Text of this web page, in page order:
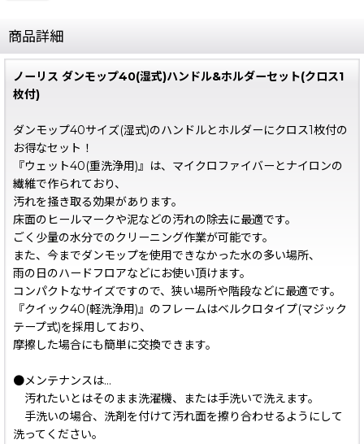
商品詳細
ノーリス ダンモップ40(湿式)ハンドル&ホルダーセット(クロス1
枚付)
ダンモップ40サイズ(湿式)のハンドルとホルダーにクロス1枚付の
お得なセット！
『ウェット40(重洗浄用)』は、マイクロファイバーとナイロンの
繊維で作られており、
汚れを掻き取る効果があります。
床面のヒールマークや泥などの汚れの除去に最適です。
ごく少量の水分でのクリーニング作業が可能です。
また、今までダンモップを使用できなかった水の多い場所、
雨の日のハードフロアなどにお使い頂けます。
コンパクトなサイズですので、狭い場所や階段などに最適です。
『クイック40(軽洗浄用)』のフレームはベルクロタイプ(マジック
テープ式)を採用しており、
摩擦した場合にも簡単に交換できます。
●メンテナンスは...
汚れたいとはそのまま洗濯機、または手洗いで洗えます。
手洗いの場合、洗剤を付けて汚れ面を擦り合わせるようにして
洗ってください。